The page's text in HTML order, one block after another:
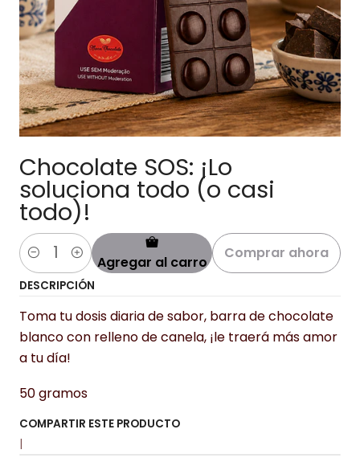
Chocolate SOS: ¡Lo
soluciona todo (o casi
todo)!
Cantidad Agregar al carro
Comprar ahora
DESCRIPCIÓN
Toma tu dosis diaria de sabor, barra de chocolate
blanco con relleno de canela, ¡le traerá más amor
a tu día!
50 gramos
COMPARTIR ESTE PRODUCTO
|